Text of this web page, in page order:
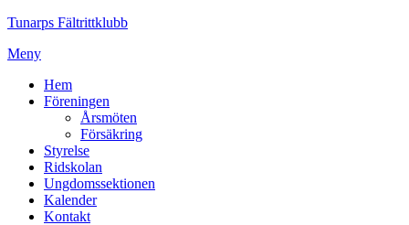
Tunarps Fältrittklubb
Meny
Hem
Föreningen
Årsmöten
Försäkring
Styrelse
Ridskolan
Ungdomssektionen
Kalender
Kontakt